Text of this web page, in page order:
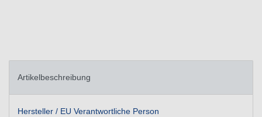
Artikelbeschreibung
Hersteller / EU Verantwortliche Person